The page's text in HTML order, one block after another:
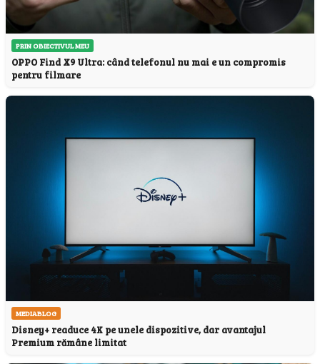
PRIN OBIECTIVUL MEU
OPPO Find X9 Ultra: când telefonul nu mai e un compromis
pentru filmare
MEDIABLOG
Disney+ readuce 4K pe unele dispozitive, dar avantajul
Premium rămâne limitat